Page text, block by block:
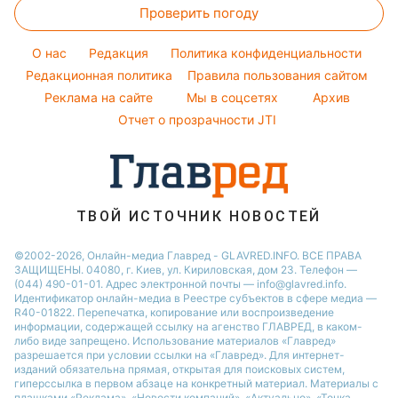
Филипп Киркоров
Ани Лорак
Все о шоу-бизнесе
Простые блюда
Легкие десерты
Напитки
Праздничное меню
Денежная помощь
Тарифы
Курс валют
Проверить погоду
O нас Редакция
Политика конфиденциальности
Редакционная политика
Правила пользования сайтом
Реклама на сайте
Мы в соцсетях
Архив
Отчет о прозрачности JTI
ТВОЙ ИСТОЧНИК НОВОСТЕЙ
©2002-2026, Онлайн-медиа Главред - GLAVRED.INFO. ВСЕ ПРАВА
ЗАЩИЩЕНЫ. 04080, г. Киев, ул. Кириловская, дом 23. Телефон —
(044) 490-01-01. Адрес электронной почты — info@glavred.info.
Идентификатор онлайн-медиа в Реестре cубъектов в сфере медиа —
R40-01822. Перепечатка, копирование или воспроизведение
информации, содержащей ссылку на агенство ГЛАВРЕД, в каком-
либо виде запрещено. Использование материалов «Главред»
разрешается при условии ссылки на «Главред». Для интернет-
изданий обязательна прямая, открытая для поисковых систем,
гиперссылка в первом абзаце на конкретный материал. Материалы с